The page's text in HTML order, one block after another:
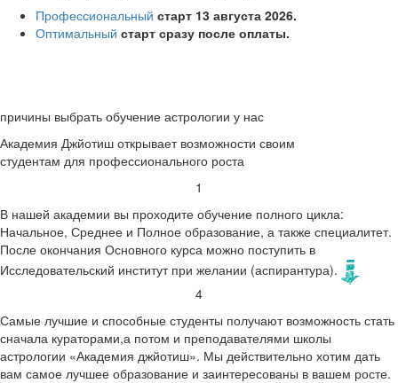
Профессиональный старт 13 августа 2026.
Оптимальный старт сразу после оплаты.
причины выбрать обучение астрологии у нас
Академия Джйотиш открывает возможности своим
студентам для профессионального роста
1
В нашей академии вы проходите обучение полного цикла:
Начальное, Среднее и Полное образование, а также специалитет.
После окончания Основного курса можно поступить в
Исследовательский институт при желании (аспирантура).
4
Самые лучшие и способные студенты получают возможность стать
сначала кураторами,а потом и преподавателями школы
астрологии «Академия джйотиш». Мы действительно хотим дать
вам самое лучшее образование и заинтересованы в вашем росте.